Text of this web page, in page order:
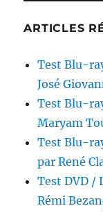
ARTICLES
Test Blu-
José
Test Blu-
Maryam
Test Blu-
par René
Test DVD /
Rémi